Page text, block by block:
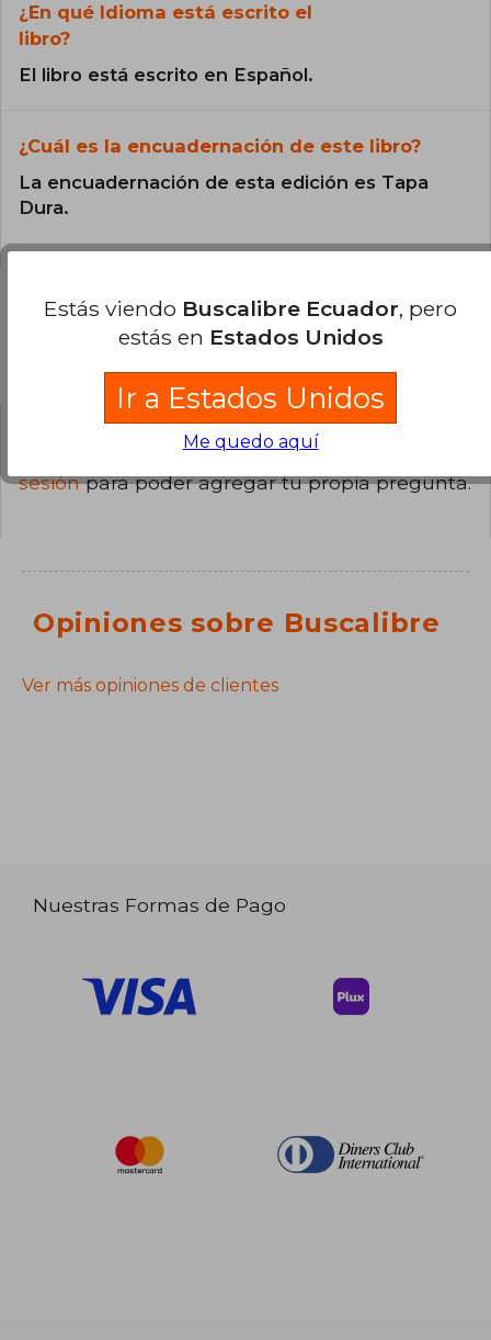
¿En qué Idioma está escrito el
libro?
El libro está escrito en Español.
¿Cuál es la encuadernación de este libro?
La encuadernación de esta edición es Tapa
Dura.
¿Tienes una pregunta sobre el libro?
sesiónpara poder agregar tu propia pregunta.
Opiniones sobre Buscalibre
Ver más opiniones de clientes
Nuestras Formas de Pago
Estás viendo Buscalibre Ecuador, pero
estás en Estados Unidos
Ir a Estados Unidos
Me quedo aquí